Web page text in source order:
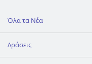
Όλα τα Νέα
Δράσεις